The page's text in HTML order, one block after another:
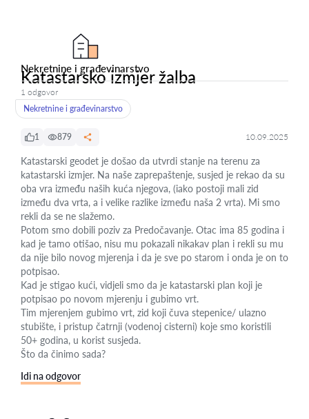
Nekretnine i građevinarstvo
Katastarsko izmjer žalba
1 odgovor
Nekretnine i građevinarstvo
1 879 10.09.2025
Katastarski geodet je došao da utvrdi stanje na terenu za
katastarski izmjer. Na naše zaprepaštenje, susjed je rekao da su
oba vra između naših kuća njegova, (iako postoji mali zid
između dva vrta, a i velike razlike između naša 2 vrta). Mi smo
rekli da se ne slažemo.
Potom smo dobili poziv za Predočavanje. Otac ima 85 godina i
kad je tamo otišao, nisu mu pokazali nikakav plan i rekli su mu
da nije bilo novog mjerenja i da je sve po starom i onda je on to
potpisao.
Kad je stigao kući, vidjeli smo da je katastarski plan koji je
potpisao po novom mjerenju i gubimo vrt.
Tim mjerenjem gubimo vrt, zid koji čuva stepenice/ ulazno
stubište, i pristup čatrnji (vodenoj cisterni) koje smo koristili
50+ godina, u korist susjeda.
Što da činimo sada?
Idi na odgovor